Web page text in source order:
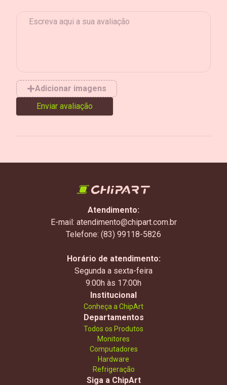
Adicionar imagens
Enviar avaliação
Atendimento:
E-mail: atendimento@chipart.com.br
Telefone: (83) 99118-5826
Horário de atendimento:
Segunda a sexta-feira
9:00h às 17:00h
Institucional
Conheça a ChipArt
Departamentos
Todos os Produtos
Monitores
Computadores
Hardware
Refrigeração
Siga a ChipArt